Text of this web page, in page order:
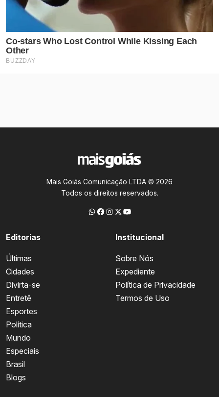
Mais Goiás Comunicação LTDA © 2026
Todos os direitos reservados.
Editorias
Últimas
Cidades
Divirta-se
Entretê
Esportes
Política
Mundo
Especiais
Brasil
Blogs
Institucional
Sobre Nós
Expediente
Política de Privacidade
Termos de Uso